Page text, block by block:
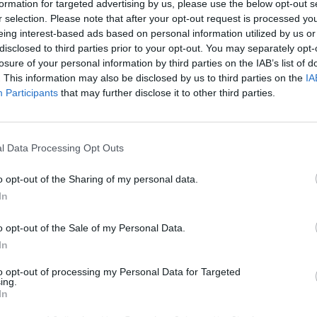
for targeted advertising by us, please use the below opt-out
selection. Please note that after your opt-out request is processed
interest-based ads based on personal information utilized by us
to third parties prior to your opt-out. You may separately
of your personal information by third parties on the IAB’s list of
This information may also be disclosed by us to third parties on the
Participants that may further disclose it to other third parties.
Data Processing Opt Outs
opt-out of the Sharing of my personal data.
opt-out of the Sale of my Personal Data.
opt-out of processing my Personal Data for Targeted
della regione Puglia, Emiliano, ha
che a dicembre il reparto di emato
sarà intitolato alla Toffa.
Toffa esprime il dolore con ammirevole
svelando anche una cosa inedita: “Non
fidanzato l'aveva abbandonata. Fu lei ad
e non voleva farsi vedere così da
addio', ma non era vero, l'ha
e l'ha rispettata pur volendole molto,
bene. E' rimasto in contatto con noi.
diventare soporosa, come mi avevano
tumore aggressivo, ma non dà dolore.
sua a Milano e io mi sono inventata
essere ricoverata a Brescia per alcuni
un escamotage per portarla con me.